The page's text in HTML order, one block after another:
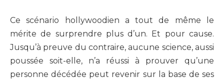
Ce scénario hollywoodien a tout de même le
mérite de surprendre plus d’un. Et pour cause.
Jusqu’à preuve du contraire, aucune science, aussi
poussée soit-elle, n’a réussi à prouver qu’une
personne décédée peut revenir sur la base de ses